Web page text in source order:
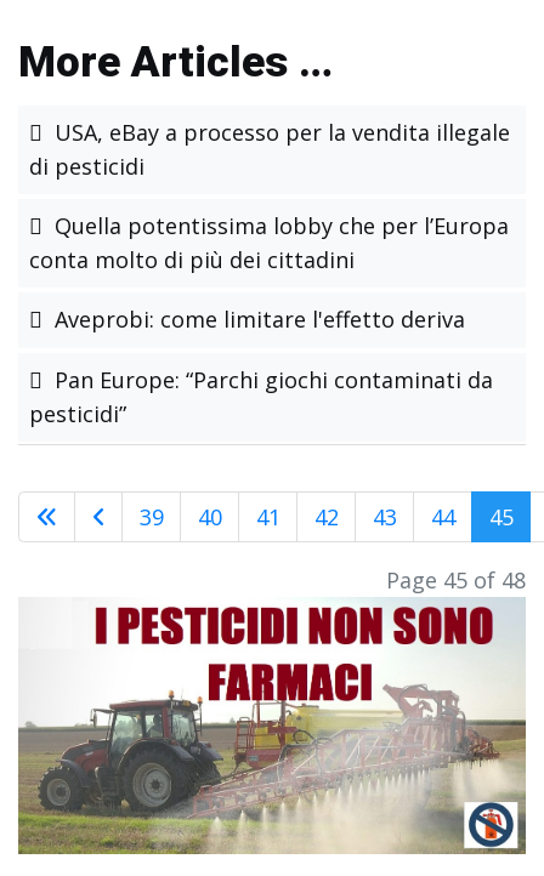
More Articles …
USA, eBay a processo per la vendita illegale
di pesticidi
Quella potentissima lobby che per l’Europa
conta molto di più dei cittadini
Aveprobi: come limitare l'effetto deriva
Pan Europe: “Parchi giochi contaminati da
pesticidi”
39 40 41 42 43 44 45
Page 45 of 48